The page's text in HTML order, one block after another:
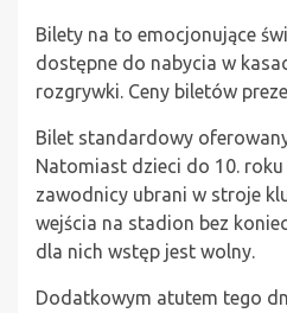
Bilety na to emocjonujące
dostępne do nabycia w
rozgrywki. Ceny biletów
Bilet standardowy
Natomiast dzieci do 10.
zawodnicy ubrani w stroje
wejścia na stadion bez
dla nich wstęp jest wolny.
Dodatkowym atutem tego